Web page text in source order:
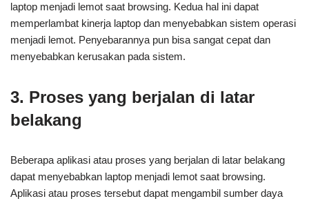
laptop menjadi lemot saat browsing. Kedua hal ini dapat
memperlambat kinerja laptop dan menyebabkan sistem operasi
menjadi lemot. Penyebarannya pun bisa sangat cepat dan
menyebabkan kerusakan pada sistem.
3. Proses yang berjalan di latar
belakang
Beberapa aplikasi atau proses yang berjalan di latar belakang
dapat menyebabkan laptop menjadi lemot saat browsing.
Aplikasi atau proses tersebut dapat mengambil sumber daya